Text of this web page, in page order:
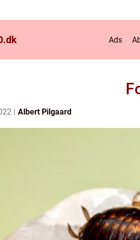
dk Ads
Albert Pilgaard